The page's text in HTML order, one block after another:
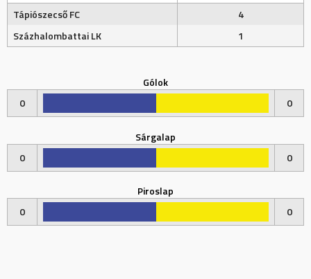
Tápiószecső FC
4
Százhalombattai LK
1
Gólok
0
0
Sárgalap
0
0
Piroslap
0
0